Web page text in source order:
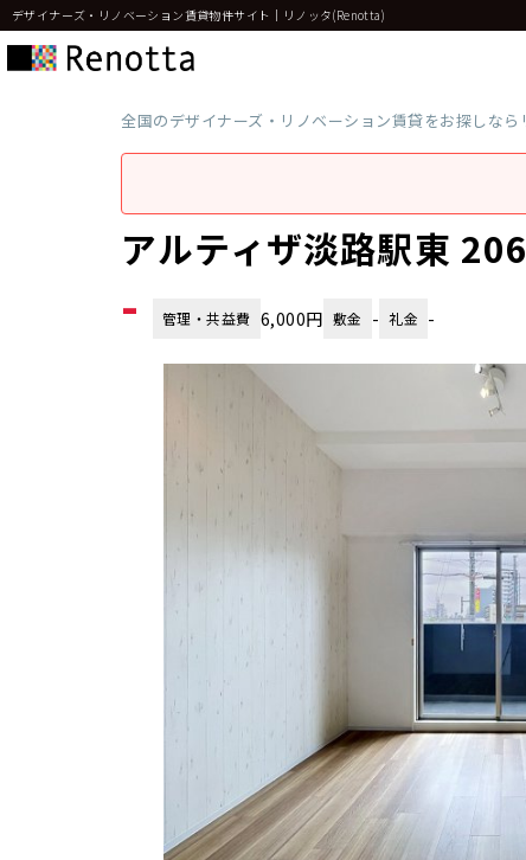
デザイナーズ・リノベーション賃貸物件サイト｜リノッタ(Renotta)
全国のデザイナーズ・リノベーション賃貸をお探しなら
アルティザ淡路駅東
- 管理・共益費 6,000円 敷金 - 礼金 -